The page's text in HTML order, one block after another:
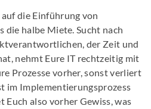
die Einführung von
die halbe Miete. Sucht nach
der Zeit und
nehmt Eure IT rechtzeitig mit
Prozesse vorher, sonst verliert
im Implementierungsprozess
also vorher Gewiss, was